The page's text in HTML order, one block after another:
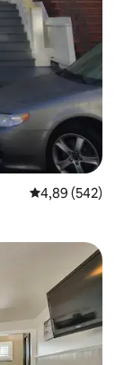
Évaluation
4,89 (542)